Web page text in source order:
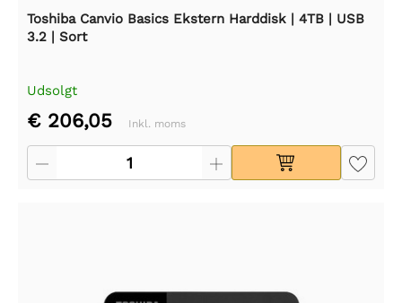
Toshiba Canvio Basics Ekstern Harddisk | 4TB | USB
3.2 | Sort
Udsolgt
€ 206,05 Inkl. moms